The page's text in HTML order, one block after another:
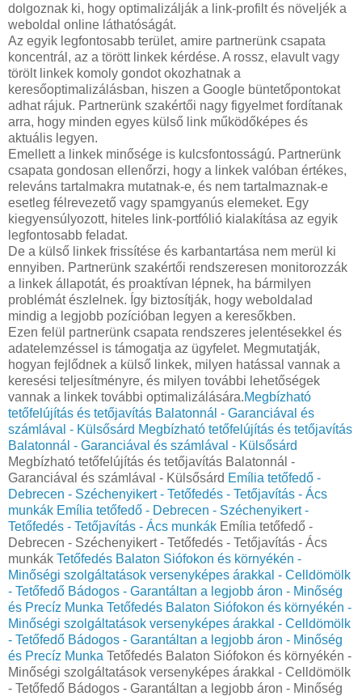
dolgoznak ki, hogy optimalizálják a link-profilt és növeljék a
weboldal online láthatóságát.
Az egyik legfontosabb terület, amire partnerünk csapata
koncentrál, az a törött linkek kérdése. A rossz, elavult vagy
törölt linkek komoly gondot okozhatnak a
keresőoptimalizálásban, hiszen a Google büntetőpontokat
adhat rájuk. Partnerünk szakértői nagy figyelmet fordítanak
arra, hogy minden egyes külső link működőképes és
aktuális legyen.
Emellett a linkek minősége is kulcsfontosságú. Partnerünk
csapata gondosan ellenőrzi, hogy a linkek valóban értékes,
releváns tartalmakra mutatnak-e, és nem tartalmaznak-e
esetleg félrevezető vagy spamgyanús elemeket. Egy
kiegyensúlyozott, hiteles link-portfólió kialakítása az egyik
legfontosabb feladat.
De a külső linkek frissítése és karbantartása nem merül ki
ennyiben. Partnerünk szakértői rendszeresen monitorozzák
a linkek állapotát, és proaktívan lépnek, ha bármilyen
problémát észlelnek. Így biztosítják, hogy weboldalad
mindig a legjobb pozícióban legyen a keresőkben.
Ezen felül partnerünk csapata rendszeres jelentésekkel és
adatelemzéssel is támogatja az ügyfelet. Megmutatják,
hogyan fejlődnek a külső linkek, milyen hatással vannak a
keresési teljesítményre, és milyen további lehetőségek
vannak a linkek további optimalizálására.Megbízható
tetőfelújítás és tetőjavítás Balatonnál - Garanciával és
számlával - Külsősárd Megbízható tetőfelújítás és tetőjavítás
Balatonnál - Garanciával és számlával - Külsősárd
Megbízható tetőfelújítás és tetőjavítás Balatonnál -
Garanciával és számlával - Külsősárd Emília tetőfedő -
Debrecen - Széchenyikert - Tetőfedés - Tetőjavítás - Ács
munkák Emília tetőfedő - Debrecen - Széchenyikert -
Tetőfedés - Tetőjavítás - Ács munkák Emília tetőfedő -
Debrecen - Széchenyikert - Tetőfedés - Tetőjavítás - Ács
munkák Tetőfedés Balaton Siófokon és környékén -
Minőségi szolgáltatások versenyképes árakkal - Celldömölk
- Tetőfedő Bádogos - Garantáltan a legjobb áron - Minőség
és Precíz Munka Tetőfedés Balaton Siófokon és környékén -
Minőségi szolgáltatások versenyképes árakkal - Celldömölk
- Tetőfedő Bádogos - Garantáltan a legjobb áron - Minőség
és Precíz Munka Tetőfedés Balaton Siófokon és környékén -
Minőségi szolgáltatások versenyképes árakkal - Celldömölk
- Tetőfedő Bádogos - Garantáltan a legjobb áron - Minőség